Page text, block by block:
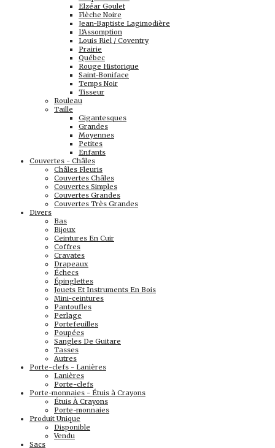
Elzéar Goulet
Flèche Noire
Jean-Baptiste Lagimodière
L'Assomption
Louis Riel / Coventry
Prairie
Québec
Rouge Historique
Saint-Boniface
Temps Noir
Tisseur
Rouleau
Taille
Gigantesques
Grandes
Moyennes
Petites
Enfants
Couvertes - Châles
Châles Fleuris
Couvertes Châles
Couvertes Simples
Couvertes Grandes
Couvertes Très Grandes
Divers
Bas
Bijoux
Ceintures En Cuir
Coffres
Cravates
Drapeaux
Échecs
Épinglettes
Jouets Et Instruments En Bois
Mini-ceintures
Pantoufles
Perlage
Portefeuilles
Poupées
Sangles De Guitare
Tasses
Autres
Porte-clefs - Lanières
Lanières
Porte-clefs
Porte-monnaies - Étuis à Crayons
Étuis À Crayons
Porte-monnaies
Produit Unique
Disponible
Vendu
Sacs